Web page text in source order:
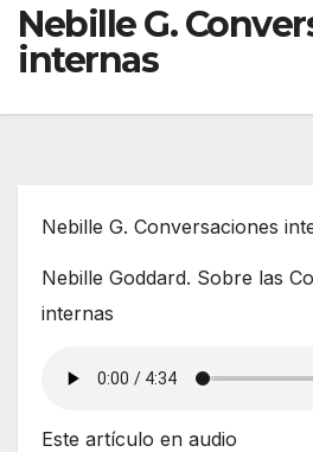
Nebille G.
internas
Nebille G. Conversaciones
Nebille Goddard. Sobre las
internas
Este artículo en audio